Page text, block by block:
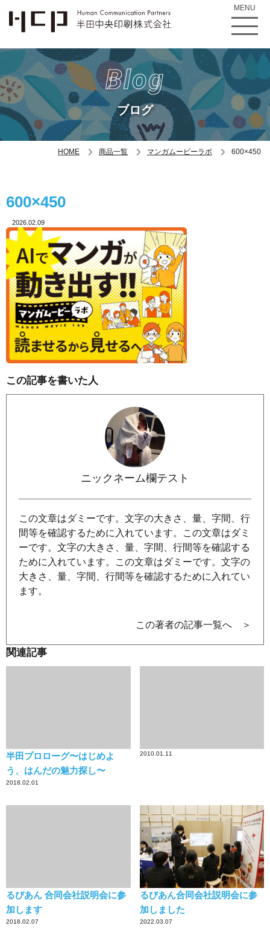
MENU
Blog
ブログ
HOME 商品一覧 マンガムービーラボ 600×450
600×450
2026.02.09
この記事を書いた人
ニックネーム欄テスト
この文章はダミーです。文字の大きさ、量、字間、行
間等を確認するために入れています。この文章はダミ
ーです。文字の大きさ、量、字間、行間等を確認する
ために入れています。この文章はダミーです。文字の
大きさ、量、字間、行間等を確認するために入れてい
ます。
この著者の記事一覧へ ＞
関連記事
半田プロローグ〜はじめよ
う、はんだの魅力探し〜
2018.02.01
2010.01.11
るびあん 合同会社説明会に参
加します
2018.02.07
るびあん合同会社説明会に参
加しました
2022.03.07